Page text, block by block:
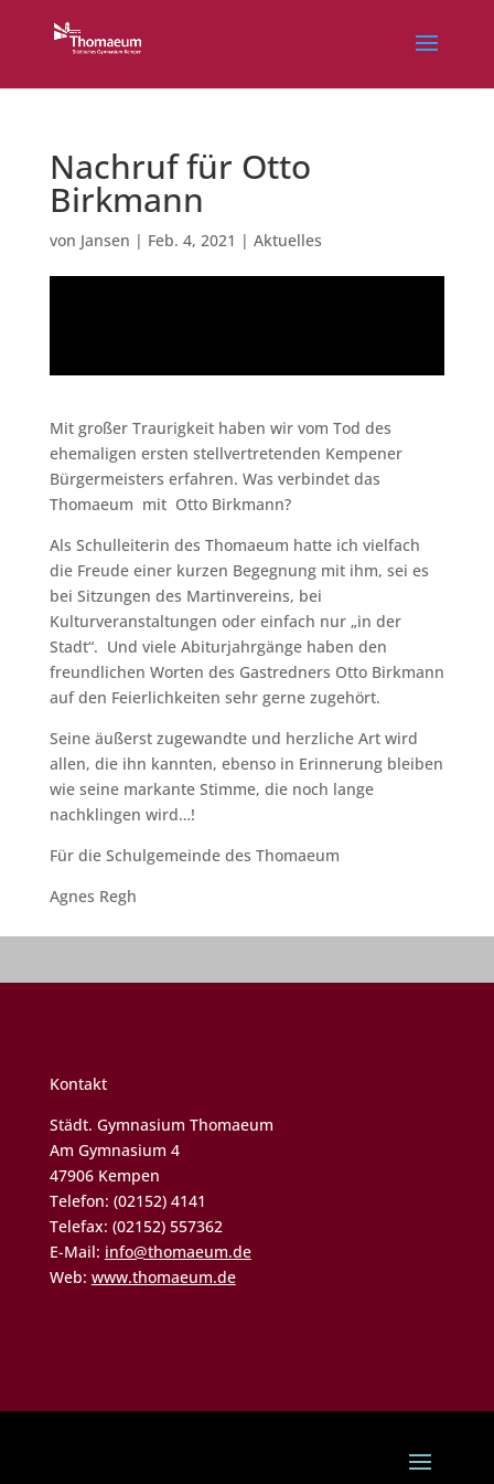
Nachruf für Otto
Birkmann
von Jansen | Feb. 4, 2021 | Aktuelles
Mit großer Traurigkeit haben wir vom Tod des
ehemaligen ersten stellvertretenden Kempener
Bürgermeisters erfahren. Was verbindet das
Thomaeum mit Otto Birkmann?
Als Schulleiterin des Thomaeum hatte ich vielfach
die Freude einer kurzen Begegnung mit ihm, sei es
bei Sitzungen des Martinvereins, bei
Kulturveranstaltungen oder einfach nur „in der
Stadt“. Und viele Abiturjahrgänge haben den
freundlichen Worten des Gastredners Otto Birkmann
auf den Feierlichkeiten sehr gerne zugehört.
Seine äußerst zugewandte und herzliche Art wird
allen, die ihn kannten, ebenso in Erinnerung bleiben
wie seine markante Stimme, die noch lange
nachklingen wird…!
Für die Schulgemeinde des Thomaeum
Agnes Regh
Kontakt
Städt. Gymnasium Thomaeum
Am Gymnasium 4
47906 Kempen
Telefon: (02152) 4141
Telefax: (02152) 557362
E-Mail: info@thomaeum.de
Web: www.thomaeum.de